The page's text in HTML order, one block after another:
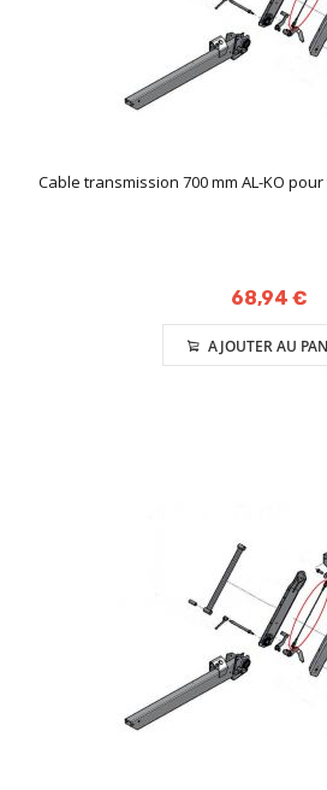
Cable transmission 700 mm AL-KO pour
68,94 €
AJOUTER AU